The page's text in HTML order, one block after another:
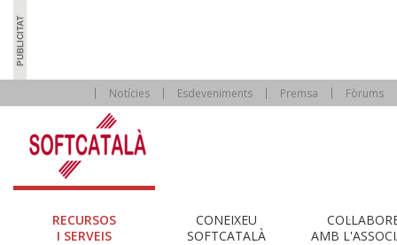
Notícies Esdeveniments Premsa Fòrums
RECURSOS
I SERVEIS
CONEIXEU
SOFTCATALÀ
AMB